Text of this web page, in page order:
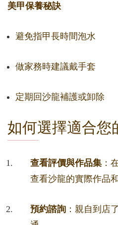
美甲保養秘訣
避免指甲長時間泡水
做家務時建議戴手套
定期回沙龍補護或卸除
如何選擇適合您
查看評價與作品集 ：
查看沙龍的實際作品
預約諮詢 ：親自到店